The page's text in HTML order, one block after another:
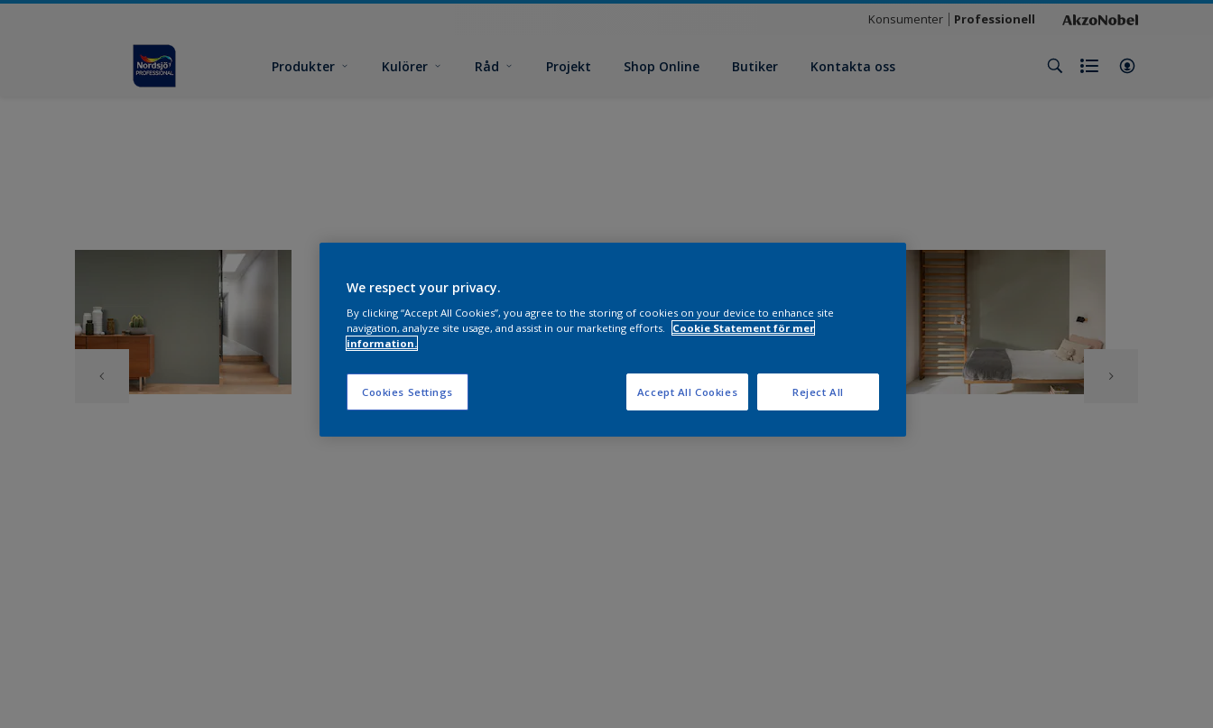
Konsumenter Professionell
Produkter Kulörer Råd Projekt Shop Online Butiker Kontakta oss
We respect your privacy.
By clicking “Accept All Cookies”, you agree to the storing of cookies on your device to enhance site
navigation, analyze site usage, and assist in our marketing efforts.
Cookie Statement för mer
information.
Cookies Settings Reject All
Accept All Cookies